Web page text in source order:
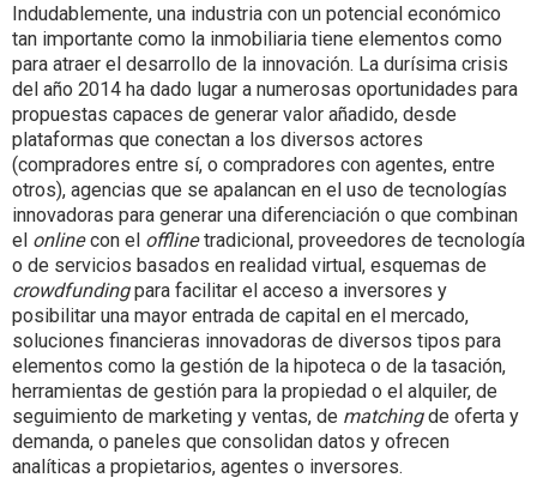
Indudablemente, una industria con un potencial económico
tan importante como la inmobiliaria tiene elementos como
para atraer el desarrollo de la innovación. La durísima crisis
del año 2014 ha dado lugar a numerosas oportunidades para
propuestas capaces de generar valor añadido, desde
plataformas que conectan a los diversos actores
(compradores entre sí, o compradores con agentes, entre
otros), agencias que se apalancan en el uso de tecnologías
innovadoras para generar una diferenciación o que combinan
el onlinecon el offlinetradicional, proveedores de tecnología
o de servicios basados en realidad virtual, esquemas de
crowdfundingpara facilitar el acceso a inversores y
posibilitar una mayor entrada de capital en el mercado,
soluciones financieras innovadoras de diversos tipos para
elementos como la gestión de la hipoteca o de la tasación,
herramientas de gestión para la propiedad o el alquiler, de
seguimiento de marketing y ventas, de matchingde oferta y
demanda, o paneles que consolidan datos y ofrecen
analíticas a propietarios, agentes o inversores.